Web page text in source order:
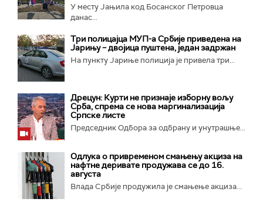
У месту Јањила код Босанског Петровца
данас...
Три полицајца МУП-а Србије приведена на
Јарињу – двојица пуштена, један задржан
На пункту Јариње полиција је привела три...
Дрецун: Курти не признаје изборну вољу
Срба, спрема се нова маргинализација
Српске листе
Председник Одбора за одбрану и унутрашње...
Одлука о привременом смањењу акциза на
нафтне деривате продужава се до 16.
августа
Влада Србије продужила је смањење акциза...